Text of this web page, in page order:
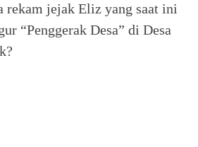
rekam jejak Eliz yang saat ini
“Penggerak Desa” di Desa